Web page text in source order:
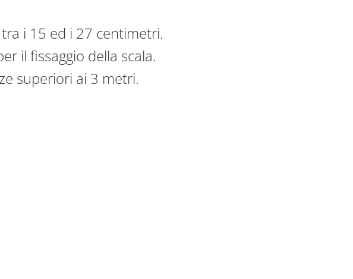
i 15 ed i 27 centimetri.
il fissaggio della scala.
superiori ai 3 metri.